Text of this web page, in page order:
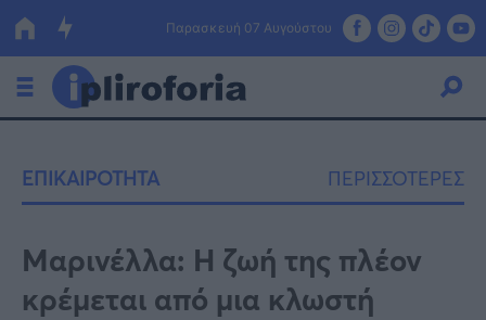
Παρασκευή 07 Αυγούστου
Οικονομία
Πολιτική
Τράπεζες
ΕΠΙΚΑΙΡΟΤΗΤΑ ΠΕΡΙΣΣΟΤΕΡΕΣ
Μαρινέλλα: Η ζωή της πλέον
κρέμεται από μια κλωστή